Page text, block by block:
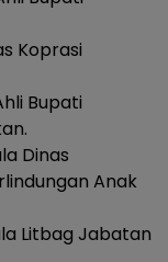
Koprasi
Bupati
Dinas
Anak
Litbag Jabatan